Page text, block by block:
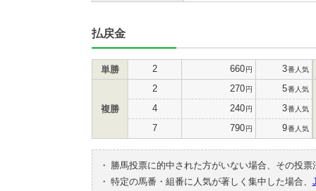
払戻金
単勝 2 660円 3番人気
複勝
2 270円 5番人気
4 240円 3番人気
7 790円 9番人気
・
勝馬投票に的中された方がいない場合、その投
・ 特定の馬番・組番に人気が著しく集中した場合、